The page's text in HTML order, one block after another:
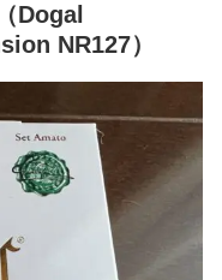
Dogal
NR127）